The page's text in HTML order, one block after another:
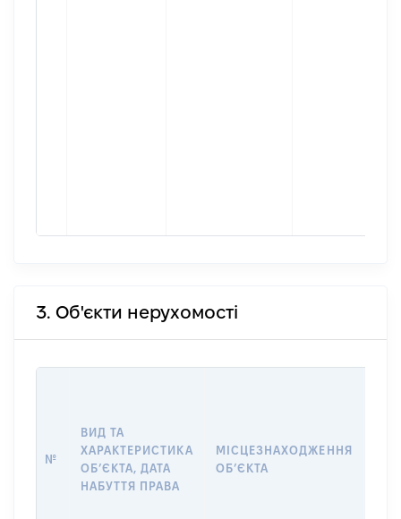
3. Об'єкти нерухомості
№
ВИД ТА
ХАРАКТЕРИСТИКА
ОБʼЄКТА, ДАТА
НАБУТТЯ ПРАВА
МІСЦЕЗНАХОДЖЕННЯ
ОБʼЄКТА